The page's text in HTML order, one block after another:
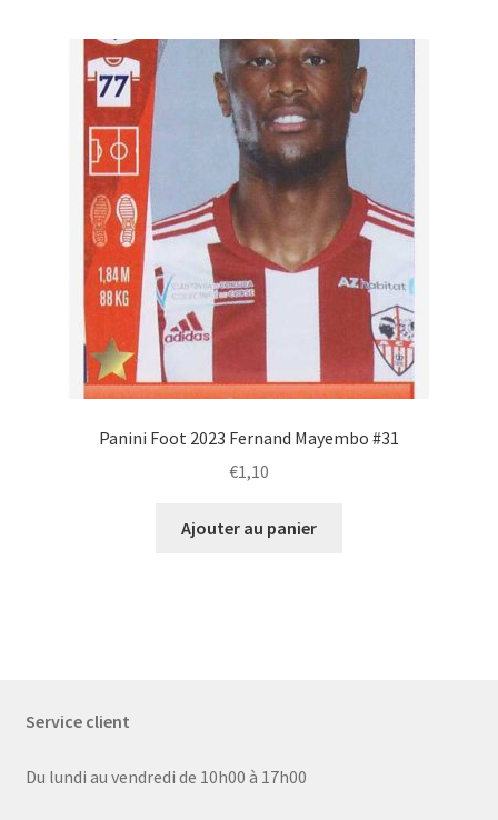
Panini Foot 2023 Fernand Mayembo #31
€1,10
Ajouter au panier
Service client
Du lundi au vendredi de 10h00 à 17h00